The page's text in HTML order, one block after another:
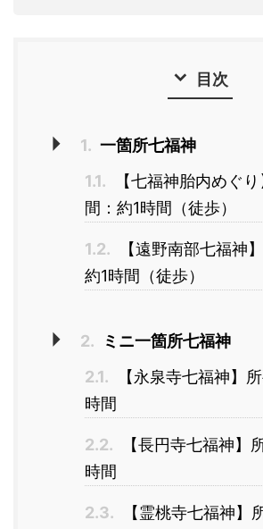
目次
1. 一箇所七福神
1.1.
【七福神胎内めぐ
間：約1時間（徒歩）
1.2.
【遠野南部七福神
約1時間（徒歩）
2.
ミニ一箇所七福神
2.1.
【永泉寺七福神】
時間
2.2.
【長円寺七福神】
時間
2.3.
【霊桃寺七福神】